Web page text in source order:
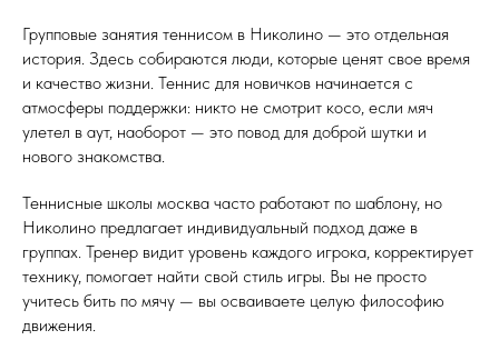
Групповые занятия теннисом в Николино — это отдельная
история. Здесь собираются люди, которые ценят свое время
и качество жизни. Теннис для новичков начинается с
атмосферы поддержки: никто не смотрит косо, если мяч
улетел в аут, наоборот — это повод для доброй шутки и
нового знакомства.
Теннисные школы москва часто работают по шаблону, но
Николино предлагает индивидуальный подход даже в
группах. Тренер видит уровень каждого игрока, корректирует
технику, помогает найти свой стиль игры. Вы не просто
учитесь бить по мячу — вы осваиваете целую философию
движения.